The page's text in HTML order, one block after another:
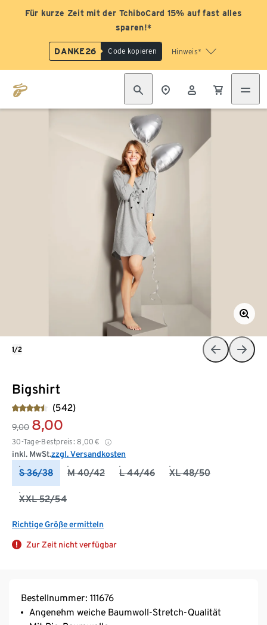
Für kurze Zeit mit der TchiboCard 15% auf fast alles
sparen!*
DANKE26 Code kopieren Hinweis*
Bigshirt
(542)
9,00 8,00
30-Tage-Bestpreis: 8,00 €
inkl. MwSt.zzgl. Versandkosten
S 36/38 M 40/42 L 44/46 XL 48/50
XXL 52/54
Richtige Größe ermitteln
Zur Zeit nicht verfügbar
1/2
Bestellnummer: 111676
Angenehm weiche Baumwoll-Stretch-Qualität